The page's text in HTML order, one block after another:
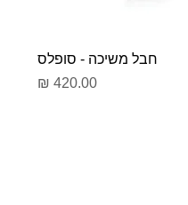
חבל משיכה - סופלס
מחיר